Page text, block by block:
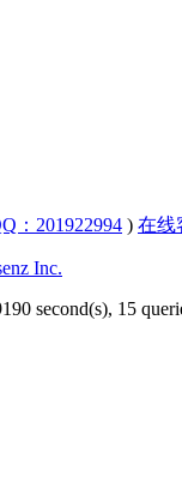
：201922994 ) 在线
Inc.
second(s), 15